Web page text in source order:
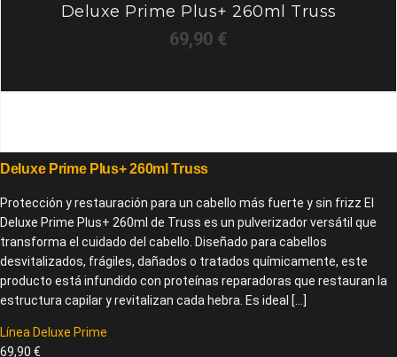
Deluxe Prime Plus+ 260ml Truss
69,90 €
Deluxe Prime Plus+ 260ml Truss
Protección y restauración para un cabello más fuerte y sin frizz El
Deluxe Prime Plus+ 260ml de Truss es un pulverizador versátil que
transforma el cuidado del cabello. Diseñado para cabellos
desvitalizados, frágiles, dañados o tratados químicamente, este
producto está infundido con proteínas reparadoras que restauran la
estructura capilar y revitalizan cada hebra. Es ideal […]
Línea Deluxe Prime
69,90€